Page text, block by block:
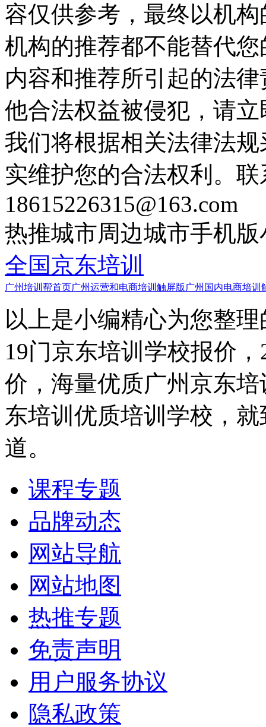
容仅供参考，最终以机
机构的推荐都不能替代
内容和推荐所引起的法
他合法权益被侵犯，请
我们将根据相关法律法
实维护您的合法权利。
18615226315@163.com
热推城市周边城市手机版
全国京东培训
广州培训帮首页广州运营和电商培训触屏版 广州国内电商培训
以上是小编精心为您整
19门京东培训学校报价
价，海量优质广州京东
东培训优质培训学校，
道。
课程专题
品牌动态
网站导航
网站地图
热推专题
免责声明
用户服务协议
隐私政策